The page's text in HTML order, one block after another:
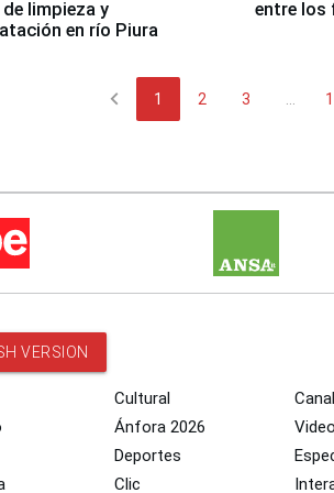
limpieza y
en río Piura
entre los
chevron_left 1 2 3
VERSION
Cultural
Ánfora 2026
Deportes
Clic